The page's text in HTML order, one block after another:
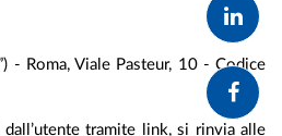
- Roma, Viale Pasteur, 10 - Codice
tramite link, si rinvia alle